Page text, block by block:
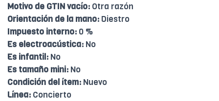
Motivo de GTIN vacío: Otra razón
Orientación de la mano: Diestro
Impuesto interno: 0 %
Es electroacústica: No
Es infantil: No
Es tamaño mini: No
Condición del ítem: Nuevo
Línea: Concierto